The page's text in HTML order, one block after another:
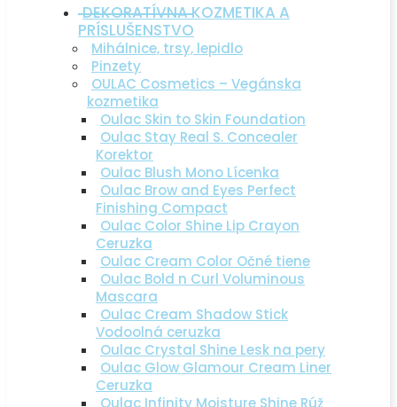
DEKORATÍVNA KOZMETIKA A
PRÍSLUŠENSTVO
Mihálnice, trsy, lepidlo
Pinzety
OULAC Cosmetics – Vegánska
kozmetika
Oulac Skin to Skin Foundation
Oulac Stay Real S. Concealer
Korektor
Oulac Blush Mono Lícenka
Oulac Brow and Eyes Perfect
Finishing Compact
Oulac Color Shine Lip Crayon
Ceruzka
Oulac Cream Color Očné tiene
Oulac Bold n Curl Voluminous
Mascara
Oulac Cream Shadow Stick
Vodoolná ceruzka
Oulac Crystal Shine Lesk na pery
Oulac Glow Glamour Cream Liner
Ceruzka
Oulac Infinity Moisture Shine Rúž